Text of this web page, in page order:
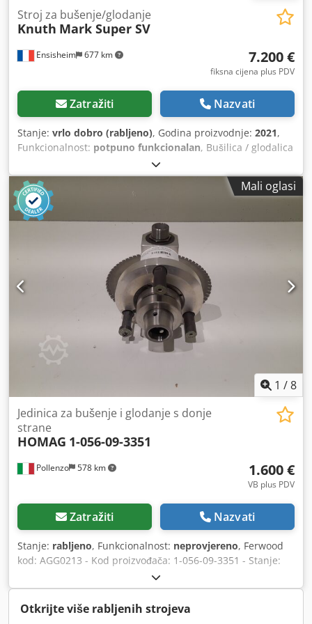
Ensisheim 677 km
Stroj za bušenje/glodanje
Knuth Mark Super SV
7.200 €
fiksna cijena plus PDV
Zatražiti Nazvati
Stanje: vrlo dobro (rabljeno), Godina proizvodnje: 2021,
Funkcionalnost: potpuno funkcionalan, Bušilica / glodalica
KNUTH MARK SUPER SV Godina proizvodnje: 2021 Hod po
osi X: 560 mm Hod po osi Y: 190 mm Dedpfx Aozqtc Rjkqskr
Hod po osi Z: 400 mm Vreteno: CM4 Izdvajanje vretena: 120
mm Brzina vretena: od 75 do 2500 o/min Dimenzije stola:
800 x 240 mm Nagibna glava Skala za 3 osi Elektronički
regulator brzine Automatsko podizanje/spuštanje glave
Automatski hod po osi X Ručni hod po osi Y Isporučuje se s
mnogo dodatne opreme: glave za bušenje, držači stezaljki
itd. (vidi fotografije) Napon: 380 V Duljina: 1400 mm Širina:
1200 mm Visina: 2000 mm Težina: cca 500 kg
Mali oglasi
1 /8
Pollenzo 578 km
Jedinica za bušenje i glodanje s donje
strane
HOMAG 1-056-09-3351
1.600 €
VB plus PDV
Zatražiti Nazvati
Stanje: rabljeno, Funkcionalnost: neprovjereno, Ferwood
kod: AGG0213 - Kod proizvođača: 1-056-09-3351 - Stanje:
Rabljeno - Funkcionalnost: Nije ispitano - Kompatibilni
stroj: - Težina: 8KG - Dimenzije: 46X39X27 - Ako ste
zainteresirani, nudimo uslugu servisa, kontaktirajte nas.
Dedpfxeyztt He Akqokr
Otkrijte više rabljenih strojeva